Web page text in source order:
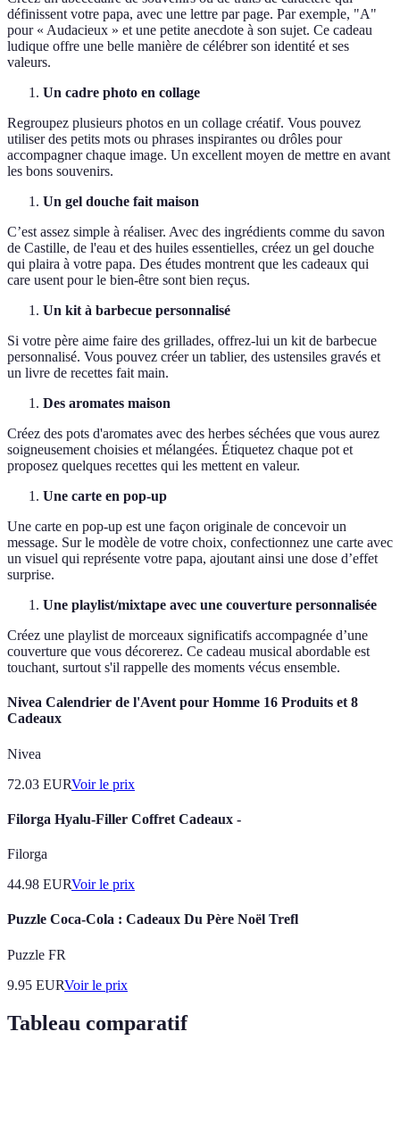
définissent votre papa, avec une lettre par page. Par exemple, "A"
pour « Audacieux » et une petite anecdote à son sujet. Ce cadeau
ludique offre une belle manière de célébrer son identité et ses
valeurs.
Un cadre photo en collage
Regroupez plusieurs photos en un collage créatif. Vous pouvez
utiliser des petits mots ou phrases inspirantes ou drôles pour
accompagner chaque image. Un excellent moyen de mettre en avant
les bons souvenirs.
Un gel douche fait maison
C’est assez simple à réaliser. Avec des ingrédients comme du savon
de Castille, de l'eau et des huiles essentielles, créez un gel douche
qui plaira à votre papa. Des études montrent que les cadeaux qui
care usent pour le bien-être sont bien reçus.
Un kit à barbecue personnalisé
Si votre père aime faire des grillades, offrez-lui un kit de barbecue
personnalisé. Vous pouvez créer un tablier, des ustensiles gravés et
un livre de recettes fait main.
Des aromates maison
Créez des pots d'aromates avec des herbes séchées que vous aurez
soigneusement choisies et mélangées. Étiquetez chaque pot et
proposez quelques recettes qui les mettent en valeur.
Une carte en pop-up
Une carte en pop-up est une façon originale de concevoir un
message. Sur le modèle de votre choix, confectionnez une carte avec
un visuel qui représente votre papa, ajoutant ainsi une dose d’effet
surprise.
Une playlist/mixtape avec une couverture personnalisée
Créez une playlist de morceaux significatifs accompagnée d’une
couverture que vous décorerez. Ce cadeau musical abordable est
touchant, surtout s'il rappelle des moments vécus ensemble.
Nivea Calendrier de l'Avent pour Homme 16 Produits et 8
Cadeaux
Nivea
72.03 EURVoir le prix
Filorga Hyalu-Filler Coffret Cadeaux -
Filorga
44.98 EURVoir le prix
Puzzle Coca-Cola : Cadeaux Du Père Noël Trefl
Puzzle FR
9.95 EURVoir le prix
Tableau comparatif